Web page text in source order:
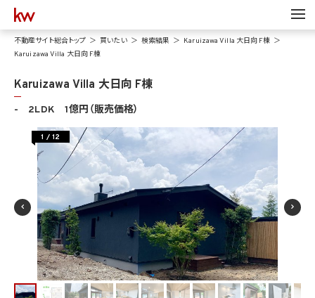
不動産サイト総合トップ 買いたい 検索結果
Karuizawa Villa 大日向 F棟
Karuizawa Villa 大日向 F棟
Karuizawa Villa 大日向 F棟
- 2LDK 1億円（販売価格）
1 /12